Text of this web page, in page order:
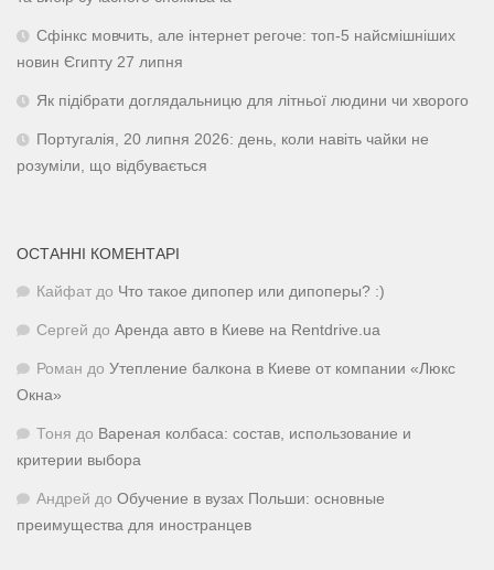
Сфінкс мовчить, але інтернет регоче: топ-5 найсмішніших
новин Єгипту 27 липня
Як підібрати доглядальницю для літньої людини чи хворого
Португалія, 20 липня 2026: день, коли навіть чайки не
розуміли, що відбувається
ОСТАННІ КОМЕНТАРІ
Кайфат до Что такое дипопер или дипоперы? :)
Сергей до Аренда авто в Киеве на Rentdrive.ua
Роман до Утепление балкона в Киеве от компании «Люкс
Окна»
Тоня до Вареная колбаса: состав, использование и
критерии выбора
Андрей до Обучение в вузах Польши: основные
преимущества для иностранцев